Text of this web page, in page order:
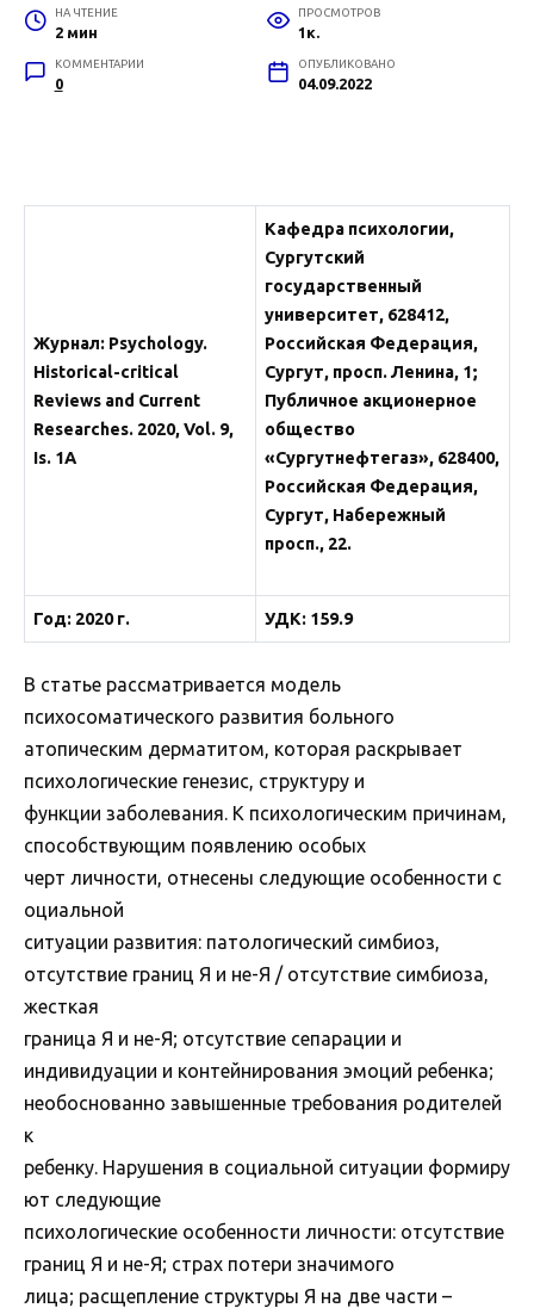
НА ЧТЕНИЕ
2 мин
ПРОСМОТРОВ
1к.
КОММЕНТАРИИ
0
ОПУБЛИКОВАНО
04.09.2022
Журнал: Psychology.
Historical-critical
Reviews and Current
Researches. 2020, Vol. 9,
Is. 1A
Кафедра психологии,
Сургутский
государственный
университет, 628412,
Российская Федерация,
Сургут, просп. Ленина, 1;
Публичное акционерное
общество
«Сургутнефтегаз», 628400,
Российская Федерация,
Сургут, Набережный
просп., 22.
Год: 2020 г. УДК: 159.9
В статье рассматривается модель
психосоматического развития больного
атопическим дерматитом, которая раскрывает
психологические генезис, структуру и
функции заболевания. К психологическим причинам,
способствующим появлению особых
черт личности, отнесены следующие особенности с
оциальной
ситуации развития: патологический симбиоз,
отсутствие границ Я и не-Я / отсутствие симбиоза,
жесткая
граница Я и не-Я; отсутствие сепарации и
индивидуации и контейнирования эмоций ребенка;
необоснованно завышенные требования родителей
к
ребенку. Нарушения в социальной ситуации формиру
ют следующие
психологические особенности личности: отсутствие
границ Я и не-Я; страх потери значимого
лица; расщепление структуры Я на две части –